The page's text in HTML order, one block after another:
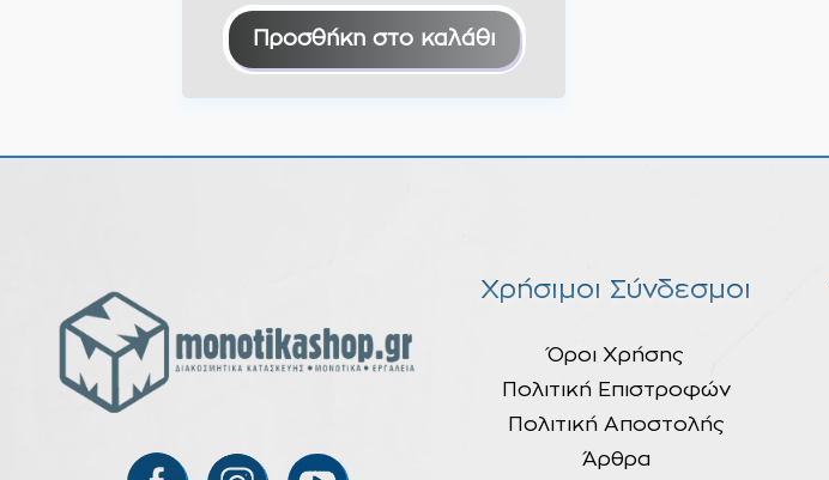
Προσθήκη στο καλάθι
Χρήσιμοι Σύνδεσμοι
Όροι Χρήσης
Πολιτική Επιστροφών
Πολιτική Αποστολής
Άρθρα